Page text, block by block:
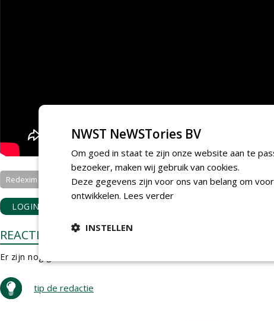
Redexim BV
LOGIN
REACTIES
Er zijn nog geen reacties.
tip de redactie
NWST NeWSTories BV
Om goed in staat te zijn onze website aan te
bezoeker, maken wij gebruik van cookies.
Deze gegevens zijn voor ons van belang om
ontwikkelen. Lees verder
INSTELLEN